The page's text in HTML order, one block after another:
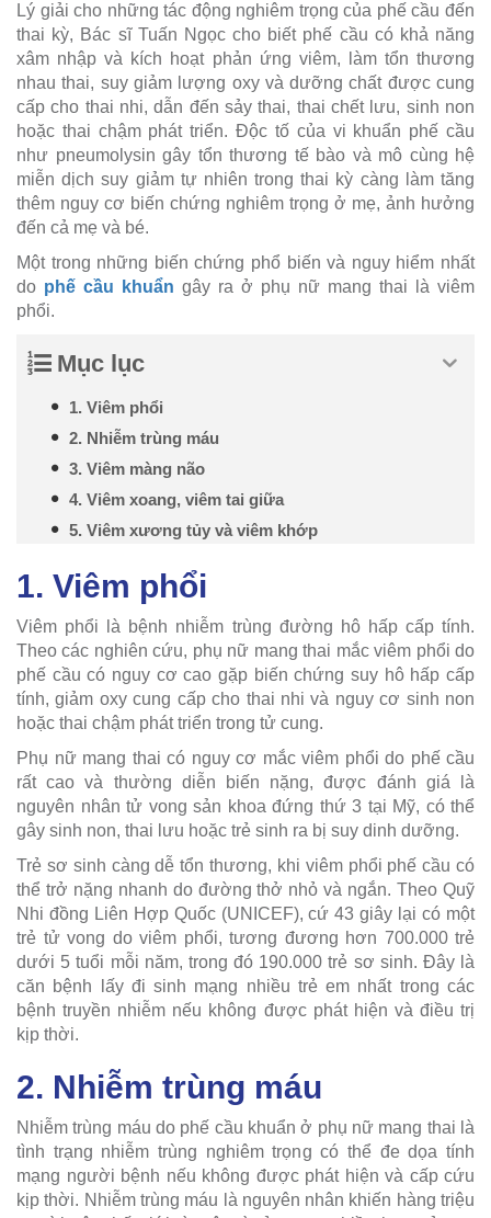
Lý giải cho những tác động nghiêm trọng của phế cầu đến
thai kỳ, Bác sĩ Tuấn Ngọc cho biết phế cầu có khả năng
xâm nhập và kích hoạt phản ứng viêm, làm tổn thương
nhau thai, suy giảm lượng oxy và dưỡng chất được cung
cấp cho thai nhi, dẫn đến sảy thai, thai chết lưu, sinh non
hoặc thai chậm phát triển. Độc tố của vi khuẩn phế cầu
như pneumolysin gây tổn thương tế bào và mô cùng hệ
miễn dịch suy giảm tự nhiên trong thai kỳ càng làm tăng
thêm nguy cơ biến chứng nghiêm trọng ở mẹ, ảnh hưởng
đến cả mẹ và bé.
Một trong những biến chứng phổ biến và nguy hiểm nhất
do phế cầu khuẩn gây ra ở phụ nữ mang thai là viêm
phổi.
Mục lục
1. Viêm phổi
2. Nhiễm trùng máu
3. Viêm màng não
4. Viêm xoang, viêm tai giữa
5. Viêm xương tủy và viêm khớp
1. Viêm phổi
Viêm phổi là bệnh nhiễm trùng đường hô hấp cấp tính.
Theo các nghiên cứu, phụ nữ mang thai mắc viêm phổi do
phế cầu có nguy cơ cao gặp biến chứng suy hô hấp cấp
tính, giảm oxy cung cấp cho thai nhi và nguy cơ sinh non
hoặc thai chậm phát triển trong tử cung.
Phụ nữ mang thai có nguy cơ mắc viêm phổi do phế cầu
rất cao và thường diễn biến nặng, được đánh giá là
nguyên nhân tử vong sản khoa đứng thứ 3 tại Mỹ, có thể
gây sinh non, thai lưu hoặc trẻ sinh ra bị suy dinh dưỡng.
Trẻ sơ sinh càng dễ tổn thương, khi viêm phổi phế cầu có
thể trở nặng nhanh do đường thở nhỏ và ngắn. Theo Quỹ
Nhi đồng Liên Hợp Quốc (UNICEF), cứ 43 giây lại có một
trẻ tử vong do viêm phổi, tương đương hơn 700.000 trẻ
dưới 5 tuổi mỗi năm, trong đó 190.000 trẻ sơ sinh. Đây là
căn bệnh lấy đi sinh mạng nhiều trẻ em nhất trong các
bệnh truyền nhiễm nếu không được phát hiện và điều trị
kịp thời.
2. Nhiễm trùng máu
Nhiễm trùng máu do phế cầu khuẩn ở phụ nữ mang thai là
tình trạng nhiễm trùng nghiêm trọng có thể đe dọa tính
mạng người bệnh nếu không được phát hiện và cấp cứu
kịp thời. Nhiễm trùng máu là nguyên nhân khiến hàng triệu